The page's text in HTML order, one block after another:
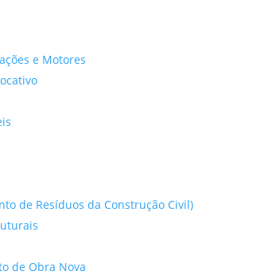
e Motores
de Resíduos da Construção Civil)
de Obra Nova